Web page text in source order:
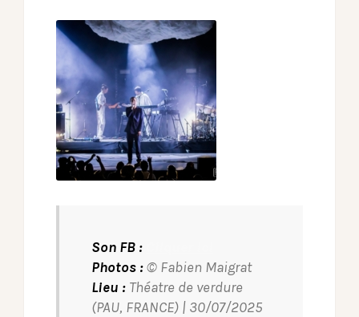
Son FB :
Photos :© Fabien Maigrat
Lieu : Théatre de verdure
(PAU, FRANCE) | 30/07/2025